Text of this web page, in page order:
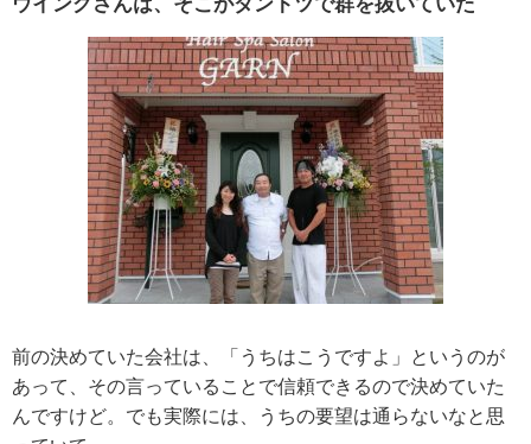
前の決めていた会社は、「うちはこうですよ」というのが
あって、その言っていることで信頼できるので決めていた
んですけど。でも実際には、うちの要望は通らないなと思